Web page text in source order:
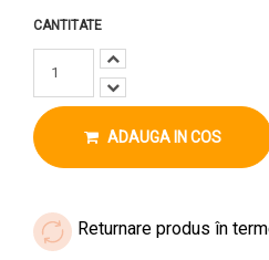
CANTITATE
ADAUGA IN COS
Returnare produs în